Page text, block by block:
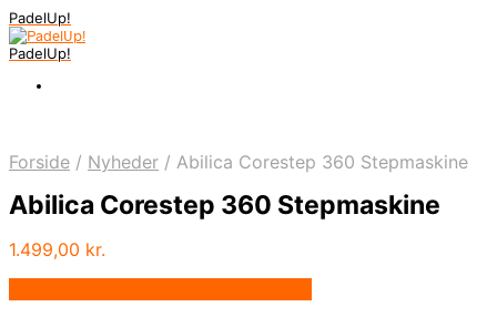
PadelUp!
PadelUp!
Forside / Nyheder / Abilica Corestep 360 Stepmaskine
Abilica Corestep 360 Stepmaskine
1.499,00 kr.